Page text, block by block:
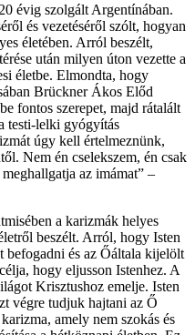
évig szolgált Argentínában.
és vezetéséről szólt, hogyan
életében. Arról beszélt,
után milyen úton vezette a
életbe. Elmondta, hogy
Brückner Ákos Előd
fontos szerepet, majd rátalált
testi-lelki gyógyítás
úgy kell értelmeznünk,
Nem én cselekszem, én csak
az imámat” –
a karizmák helyes
beszélt. Arról, hogy Isten
befogadni és az Őáltala kijelölt
hogy eljusson Istenhez. A
Krisztushoz emelje. Isten
végre tudjuk hajtani az Ő
amely nem szokás és